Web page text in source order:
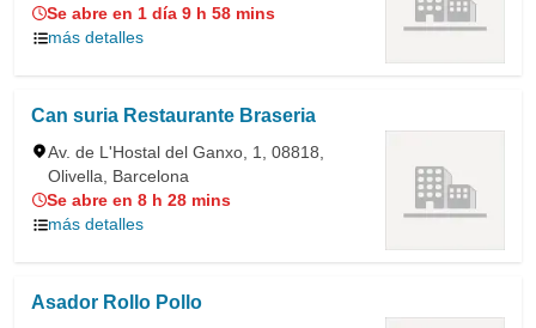
Se abre en 1 día 9 h 58 mins
más detalles
Can suria Restaurante Braseria
Av. de L'Hostal del Ganxo, 1, 08818,
Olivella, Barcelona
Se abre en 8 h 28 mins
más detalles
Asador Rollo Pollo